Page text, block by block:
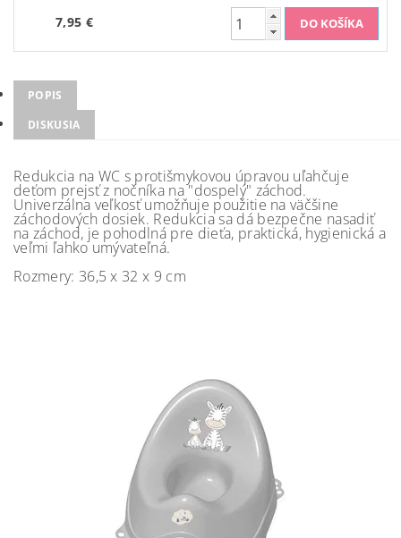
7,95 €
POPIS
DISKUSIA
Redukcia na WC s protišmykovou úpravou uľahčuje
deťom prejsť z nočníka na "dospelý" záchod.
Univerzálna veľkosť umožňuje použitie na väčšine
záchodových dosiek. Redukcia sa dá bezpečne nasadiť
na záchod, je pohodlná pre dieťa, praktická, hygienická a
veľmi ľahko umývateľná.
Rozmery: 36,5 x 32 x 9 cm